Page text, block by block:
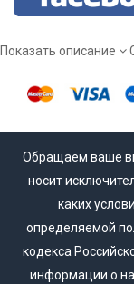
Показать описание
Обращаем ваше
носит
каких
определяемой
кодекса
информации о